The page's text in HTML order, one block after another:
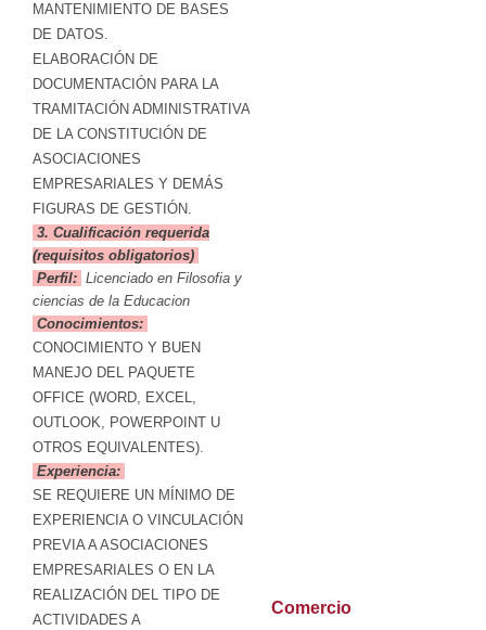
MANTENIMIENTO DE BASES
DE DATOS.
ELABORACIÓN DE
DOCUMENTACIÓN PARA LA
TRAMITACIÓN ADMINISTRATIVA
DE LA CONSTITUCIÓN DE
ASOCIACIONES
EMPRESARIALES Y DEMÁS
FIGURAS DE GESTIÓN.
3. Cualificación requerida
(requisitos obligatorios)
Perfil: Licenciado en Filosofia y
ciencias de la Educacion
Conocimientos:
CONOCIMIENTO Y BUEN
MANEJO DEL PAQUETE
OFFICE (WORD, EXCEL,
OUTLOOK, POWERPOINT U
OTROS EQUIVALENTES).
Experiencia:
SE REQUIERE UN MÍNIMO DE
EXPERIENCIA O VINCULACIÓN
PREVIA A ASOCIACIONES
EMPRESARIALES O EN LA
REALIZACIÓN DEL TIPO DE
ACTIVIDADES A
Comercio